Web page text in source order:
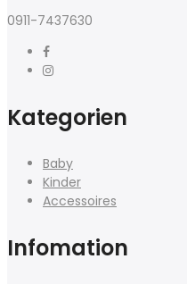
0911-7437630
Kategorien
Baby
Kinder
Accessoires
Infomation